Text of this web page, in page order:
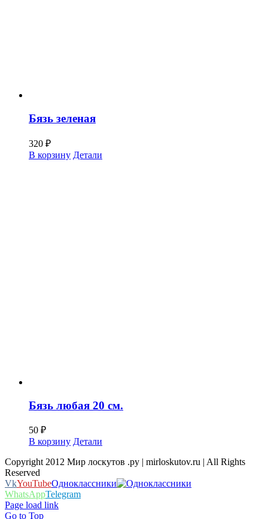
Бязь зеленая
320 ₽
В корзину Детали
Бязь любая 20 см.
50 ₽
В корзину Детали
Copyright 2012 Мир лоскутов .ру | mirloskutov.ru | All Rights
Reserved
VkYouTubeОдноклассники
WhatsAppTelegram
Page load link
Go to Top